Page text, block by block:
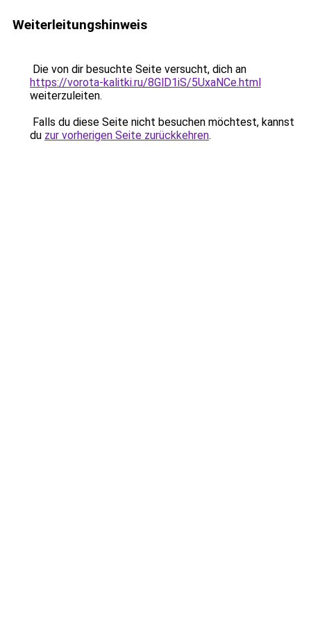
Weiterleitungshinweis
Die von dir besuchte Seite versucht, dich an
https://vorota-kalitki.ru/8GlD1iS/5UxaNCe.html
weiterzuleiten.
Falls du diese Seite nicht besuchen möchtest, kannst
du zur vorherigen Seite zurückkehren.